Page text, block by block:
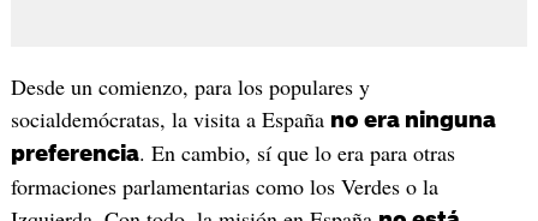
Desde un comienzo, para los populares y
socialdemócratas, la visita a España no era ninguna
preferencia. En cambio, sí que lo era para otras
formaciones parlamentarias como los Verdes o la